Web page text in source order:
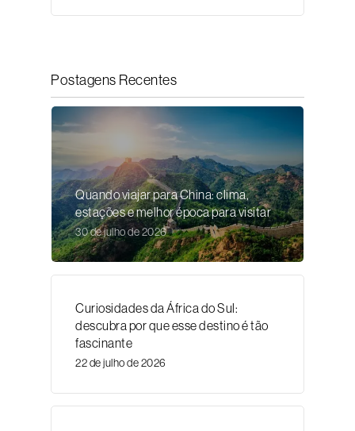
Postagens Recentes
Quando viajar para China: clima,
estações e melhor época para visitar
30 de julho de 2026
Curiosidades da África do Sul:
descubra por que esse destino é tão
fascinante
22 de julho de 2026